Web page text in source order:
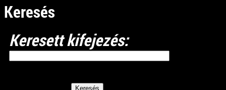
Keresés
Keresett kifejezés: